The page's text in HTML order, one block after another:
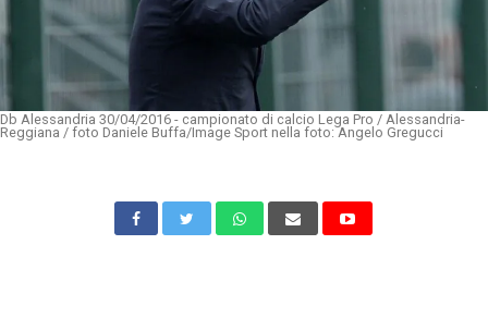
Db Alessandria 30/04/2016 - campionato di calcio Lega Pro / Alessandria-
Reggiana / foto Daniele Buffa/Image Sport nella foto: Angelo Gregucci